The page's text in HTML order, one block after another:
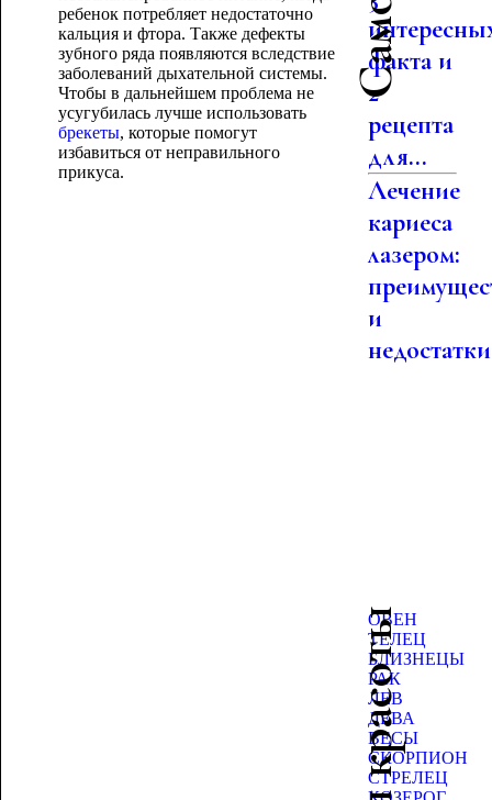
ребенок потребляет недостаточно
кальция и фтора. Также дефекты
зубного ряда появляются вследствие
заболеваний дыхательной системы.
Чтобы в дальнейшем проблема не
усугубилась лучше использовать
брекеты, которые помогут
избавиться от неправильного
прикуса.
факта и
2
рецепта
для...
Лечение
кариеса
лазером:
и
недостатки
ОВЕН
ТЕЛЕЦ
БЛИЗНЕЦЫ
РАК
ЛЕВ
ДЕВА
ВЕСЫ
СКОРПИОН
СТРЕЛЕЦ